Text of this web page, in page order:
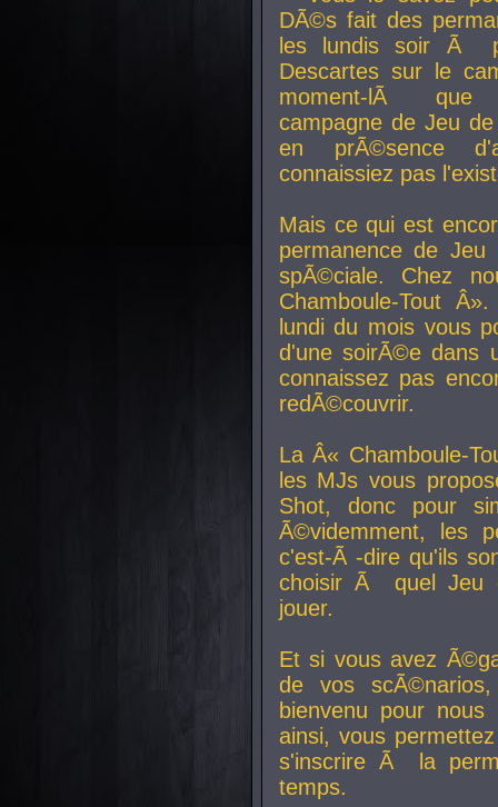
DÃ©s fait des
les lundis soir Ã
Descartes sur le
moment-lÃ que
campagne de Jeu
en prÃ©sence
connaissiez pas
Mais ce qui est
permanence de
spÃ©ciale. Chez
Chamboule-Tout
lundi du mois vous
d'une soirÃ©e dans
connaissez pas
redÃ©couvrir.
La Â« Chamboule-
les MJs vous
Shot, donc pour
Ã©videmment, les
c'est-Ã -dire qu'ils
choisir Ã quel Jeu
jouer.
Et si vous avez
de vos
bienvenu pour
ainsi, vous
s'inscrire Ã la
temps.